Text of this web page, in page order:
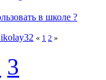
в школе ?
« 1 2 »
3